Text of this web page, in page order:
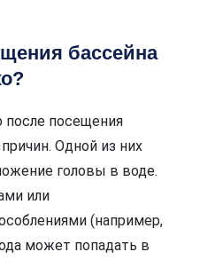
бассейна
после посещения
Одной из них
головы в воде.
или
(например,
может попадать в